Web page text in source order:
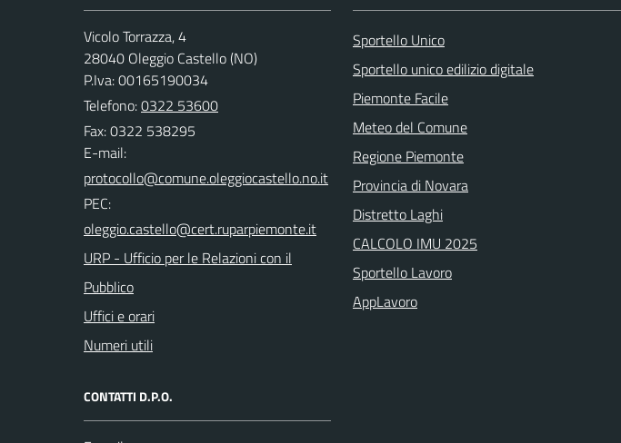
Vicolo Torrazza, 4
28040 Oleggio Castello (NO)
P.Iva: 00165190034
Telefono:0322 53600
Fax: 0322 538295
E-mail:
PEC:
URP - Ufficio per le Relazioni con il
Pubblico
Uffici e orari
Numeri utili
CONTATTI D.P.O.
Sportello Unico
Sportello unico edilizio digitale
Piemonte Facile
Meteo del Comune
Regione Piemonte
Provincia di Novara
Distretto Laghi
CALCOLO IMU 2025
Sportello Lavoro
AppLavoro